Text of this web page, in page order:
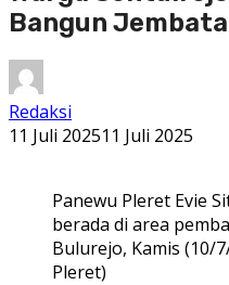
Bangun
Redaksi
11 Juli 202511 Juli 2025
Panewu Pleret Evie
berada di area
Bulurejo, Kamis (10/
Pleret)